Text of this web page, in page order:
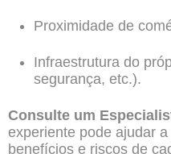
Proximidade de
Infraestrutura do
segurança, etc.).
Consulte um
experiente pode ajudar
benefícios e riscos de